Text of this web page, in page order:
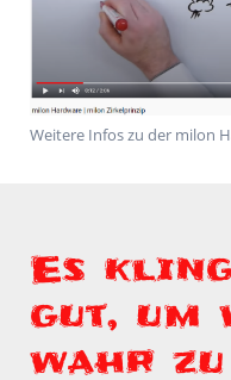
Weitere Infos zu der milon
Es
gut,
wahr